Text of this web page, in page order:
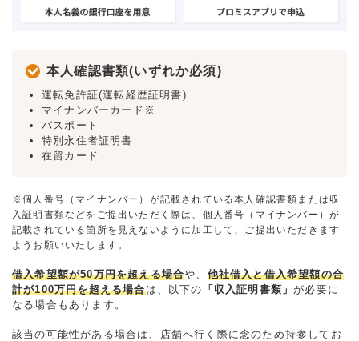
本人確認書類(いずれか必須)
運転免許証(運転経歴証明書)
マイナンバーカード※
パスポート
特別永住者証明書
在留カード
※個人番号（マイナンバー）が記載されている本人確認書類または収
入証明書類などをご提出いただく際は、個人番号（マイナンバー）が
記載されている箇所を見えないように加工して、ご提出いただきます
ようお願いいたします。
借入希望額が50万円を超える場合や、 他社借入と借入希望額の合
計が100万円を超える場合は、以下の 「収入証明書類」が必要に
なる場合もあります。
該当の可能性がある場合は、店舗へ行く際に念のため持参してお